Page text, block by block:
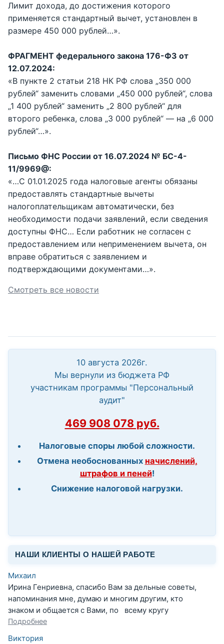
Лимит дохода, до достижения которого
применяется стандартный вычет, установлен в
размере 450 000 рублей…».
ФРАГМЕНТ федерального закона 176-ФЗ от
12.07.2024:
«В пункте 2 статьи 218 НК РФ слова „350 000
рублей“ заменить словами „450 000 рублей“, слова
„1 400 рублей“ заменить „2 800 рублей“ для
второго ребенка, слова „3 000 рублей“ — на „6 000
рублей“…».
Письмо ФНС России от 16.07.2024 № БС-4-
11/9969@:
«…С 01.01.2025 года налоговые агенты обязаны
предоставлять стандартные вычеты
налогоплательщикам автоматически, без
необходимости подачи заявлений, если сведения
доступны ФНС… Если работник не согласен с
предоставлением или неприменением вычета, он
вправе обратиться с заявлением и
подтверждающими документами…».
Смотреть все новости
10 августа 2026г.
Мы вернули из бюджета РФ
участникам программы "Персональный
аудит"
469 908 078 руб.
Налоговые споры любой сложности.
Отмена необоснованных начислений,
штрафов и пеней!
Снижение налоговой нагрузки.
НАШИ КЛИЕНТЫ О НАШЕЙ РАБОТЕ
Михаил
Ирина Генриевна, спасибо Вам за дельные советы,
напоминания мне, думаю и многим другим, кто
знаком и общается с Вами, по всему кругу
Подробнее
Виктория